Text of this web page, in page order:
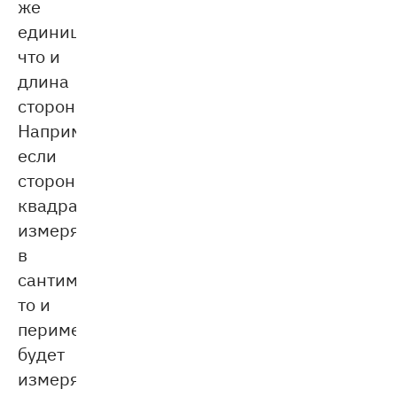
же
единицах,
что и
длина
сторон.
Например,
если
стороны
квадрата
измеряются
в
сантиметрах,
то и
периметр
будет
измеряться